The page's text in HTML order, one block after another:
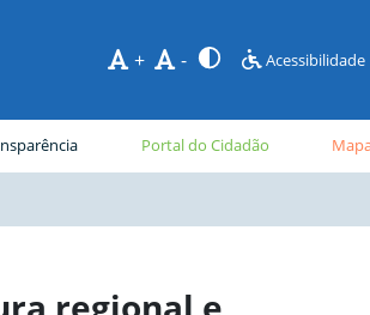
+ - Acessibilidade
Portal do Cidadão